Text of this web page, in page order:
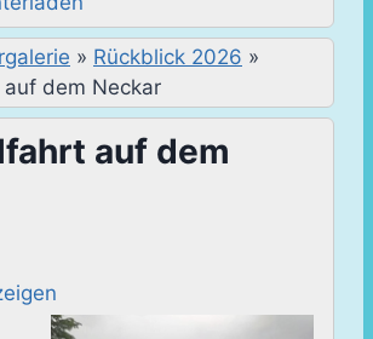
» Rückblick 2026 »
dem Neckar
auf dem